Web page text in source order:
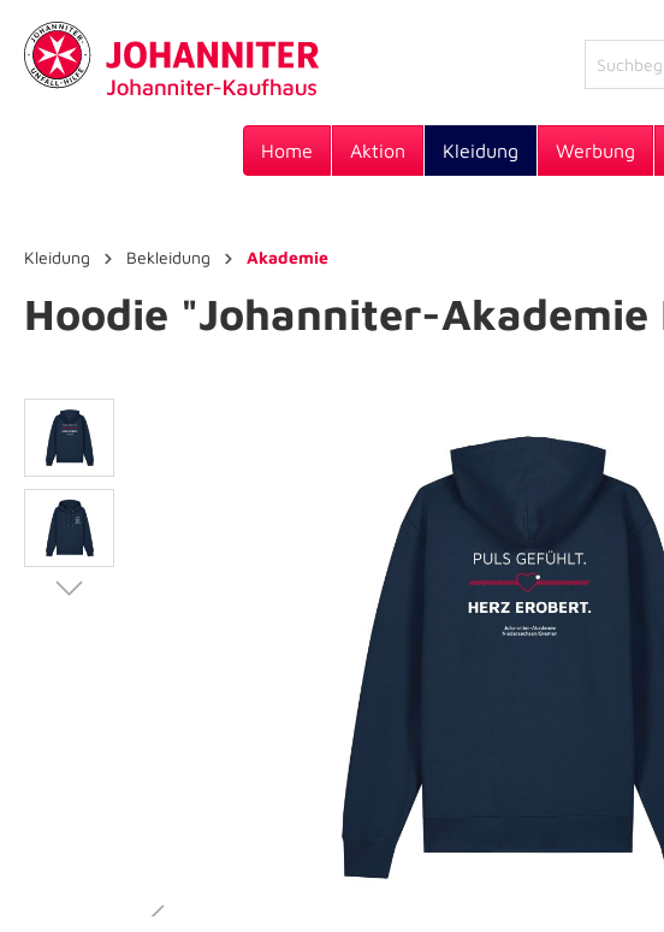
Home Aktion Kleidung Werbung
Kleidung Bekleidung Akademie
Hoodie "Johanniter-